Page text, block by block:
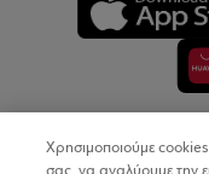
Χρησιμοποιούμε